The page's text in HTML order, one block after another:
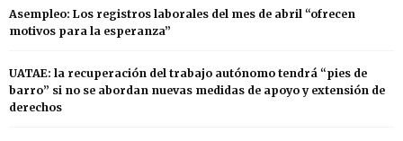
Asempleo: Los registros laborales del mes de abril “ofrecen
motivos para la esperanza”
UATAE: la recuperación del trabajo autónomo tendrá “pies de
barro” si no se abordan nuevas medidas de apoyo y extensión de
derechos